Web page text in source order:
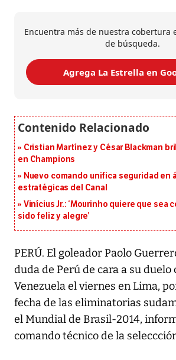
Encuentra más de nuestra cobertura
de búsqueda.
Agrega La Estrella en
Cristian Martínez y César Blackman
en Champions
Nuevo comando unifica seguridad en
estratégicas del Canal
Vinícius Jr.: ‘Mourinho quiere que sea
sido feliz y alegre’
PERÚ. El goleador Paolo
duda de Perú de cara a su duelo
Venezuela el viernes en Lima,
fecha de las eliminatorias
el Mundial de Brasil-2014,
comando técnico de la